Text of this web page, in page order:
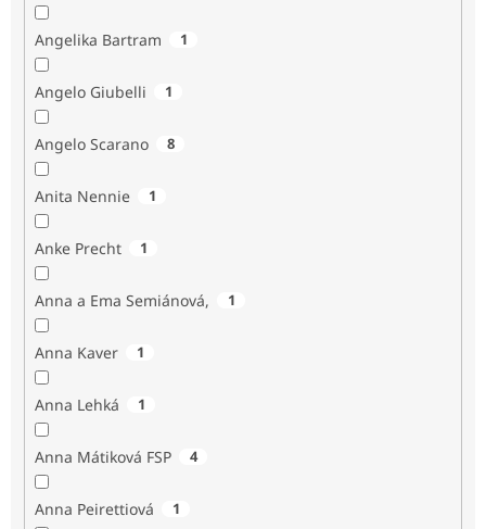
Angelika Bartram 1
Angelo Giubelli 1
Angelo Scarano 8
Anita Nennie 1
Anke Precht 1
Anna a Ema Semiánová, 1
Anna Kaver 1
Anna Lehká 1
Anna Mátiková FSP 4
Anna Peirettiová 1